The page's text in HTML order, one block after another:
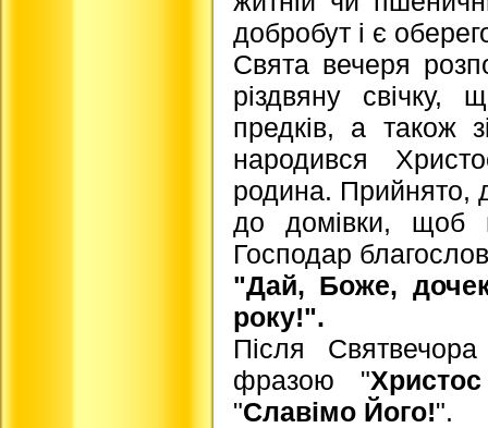
добробут і є
Свята вечеря
різдвяну
предків, а також
народився
родина. Прийнято,
до домівки, щоб
Господар
"Дай, Боже,
року!".
Після
фразою "
"Славімо Його!".